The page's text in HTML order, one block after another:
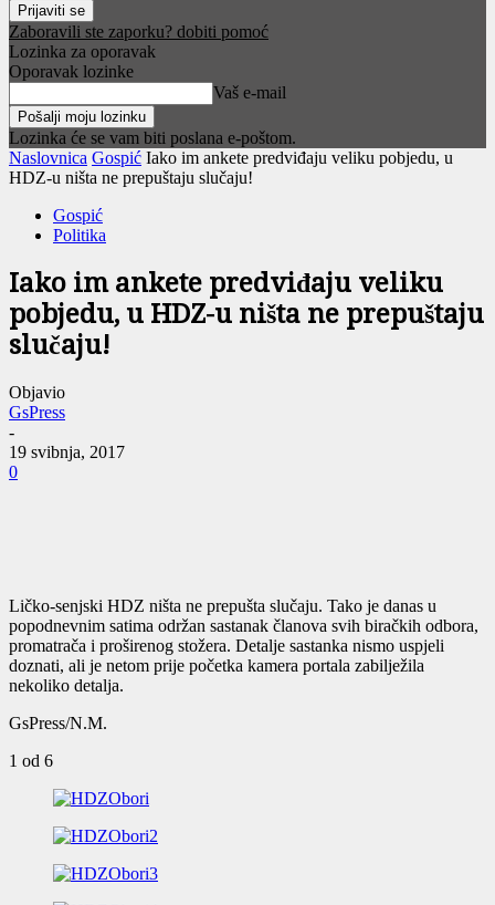
Zaboravili ste zaporku? dobiti pomoć
Lozinka za oporavak
Oporavak lozinke
Vaš e-mail
Lozinka će se vam biti poslana e-poštom.
Naslovnica Gospić Iako im ankete predviđaju veliku pobjedu, u
HDZ-u ništa ne prepuštaju slučaju!
Gospić
Politika
Iako im ankete predviđaju veliku
pobjedu, u HDZ-u ništa ne prepuštaju
slučaju!
Objavio
GsPress
-
19 svibnja, 2017
0
Ličko-senjski HDZ ništa ne prepušta slučaju. Tako je danas u
popodnevnim satima održan sastanak članova svih biračkih odbora,
promatrača i proširenog stožera. Detalje sastanka nismo uspjeli
doznati, ali je netom prije početka kamera portala zabilježila
nekoliko detalja.
GsPress/N.M.
1 od 6